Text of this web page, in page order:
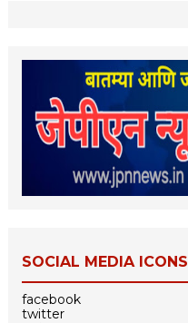
SOCIAL MEDIA ICONS
facebook
twitter